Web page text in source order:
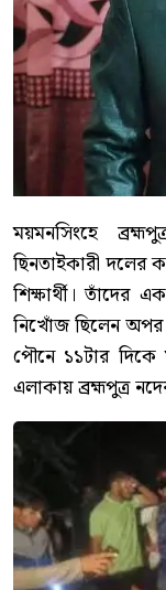
ময়মনসিংহে
ছিনতাইকারী
শিক্ষার্থী। তাঁদের
নিখোঁজ ছিলেন অপর
পৌনে ১১টার
এলাকায় ব্রহ্মপুত্র